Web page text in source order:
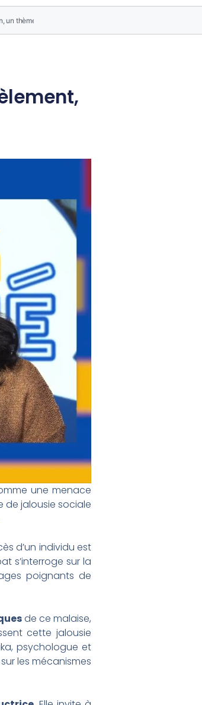
une menace
de jalousie sociale
d’un individu est
s’interroge sur la
poignants de
de ce malaise,
cette jalousie
psychologue et
les mécanismes